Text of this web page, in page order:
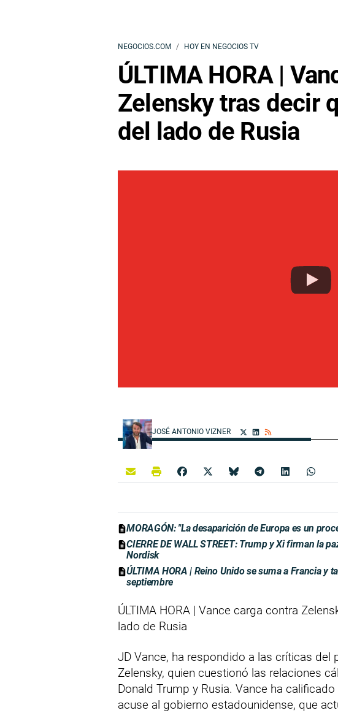
NEGOCIOS.COM HOY EN NEGOCIOS TV
ÚLTIMA HORA |
Zelensky tras decir
del lado de Rusia
JOSÉ ANTONIO VIZNER
MORAGÓN: "La desaparición de Europa es un
CIERRE DE WALL STREET: Trump y Xi firman la
Nordisk
ÚLTIMA HORA | Reino Unido se suma a Francia y
septiembre
ÚLTIMA HORA | Vance carga contra
lado de Rusia
JD Vance, ha respondido a las críticas del
Zelensky, quien cuestionó las relaciones
Donald Trump y Rusia. Vance ha
acuse al gobierno estadounidense, que